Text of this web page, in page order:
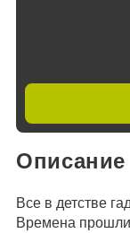
Описание
Все в детстве
Времена